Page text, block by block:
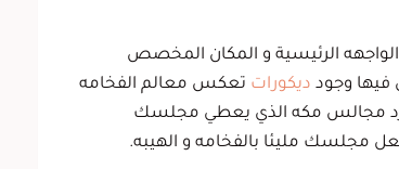
الرئيسية و المكان المخصص
فيها وجود ديكورات تعكس معالم الفخامه
مجالس مكه الذي يعطي مجلسك
مجلسك مليئا بالفخامه و الهيبه.